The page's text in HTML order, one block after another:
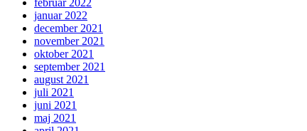
februar 2022
januar 2022
december 2021
november 2021
oktober 2021
september 2021
august 2021
juli 2021
juni 2021
maj 2021